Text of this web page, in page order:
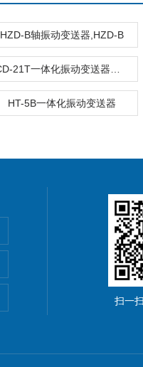
HZD-B轴振动变送器,HZD-B
HT-5B一体化振动变送器
扫一